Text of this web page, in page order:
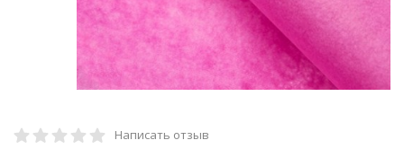
Написать отзыв